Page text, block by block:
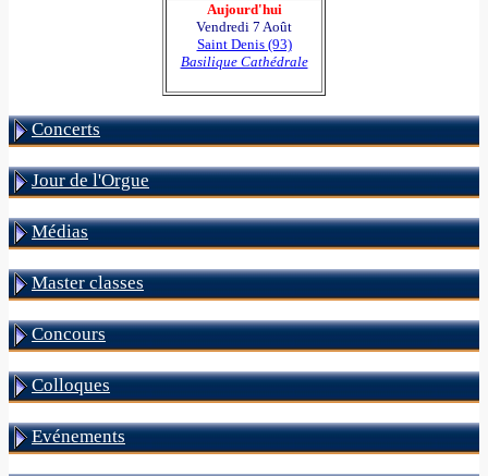
Aujourd'hui
Vendredi 7 Août
Saint Denis (93)
Basilique Cathédrale
Concerts
Jour de l'Orgue
Médias
Master classes
Concours
Colloques
Evénements